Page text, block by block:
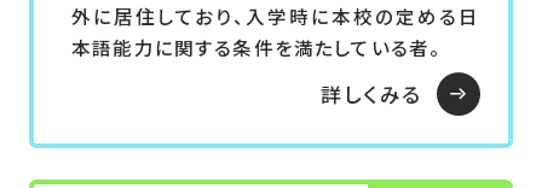
外に居住しており、入学時に本校の定める日
本語能力に関する条件を満たしている者。
詳しくみる